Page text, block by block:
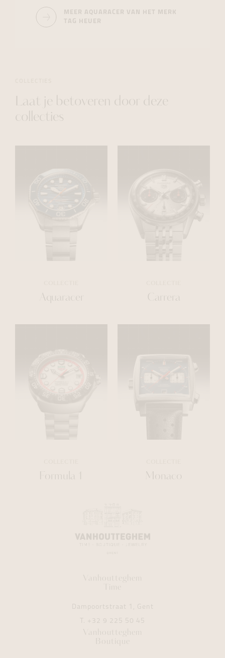
MEER AQUARACER VAN HET MERK
TAG HEUER
Laat je betoveren door deze
collecties
Aquaracer Carrera
Formula 1 Monaco
Vanhoutteghem
Time
Dampoortstraat 1, Gent
T. +32 9 225 50 45
Vanhoutteghem
Boutique